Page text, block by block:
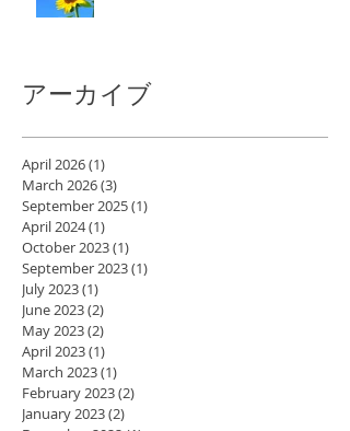
アーカイブ
April 2026(1)
March 2026(3)
September 2025(1)
April 2024(1)
October 2023(1)
September 2023(1)
July 2023(1)
June 2023(2)
May 2023(2)
April 2023(1)
March 2023(1)
February 2023(2)
January 2023(2)